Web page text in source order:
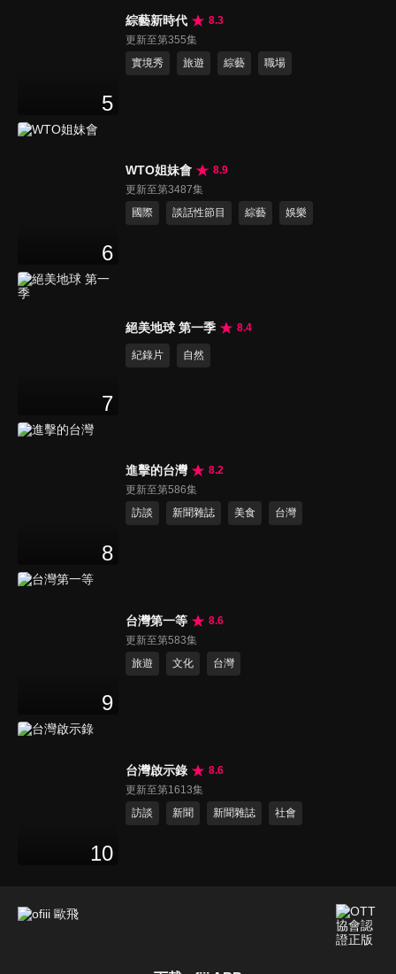
5
綜藝新時代
8.3
更新至第355集
實境秀
旅遊 綜藝 職場
6
WTO姐妹會
8.9
更新至第3487集
國際
談話性節目 綜藝 娛樂
7
絕美地球 第一季 8.4
紀錄片 自然
8
進擊的台灣
8.2
更新至第586集
訪談
新聞雜誌 美食 台灣
9
台灣第一等
8.6
更新至第583集
旅遊
文化 台灣
10
台灣啟示錄
8.6
更新至第1613集
訪談
新聞 新聞雜誌 社會